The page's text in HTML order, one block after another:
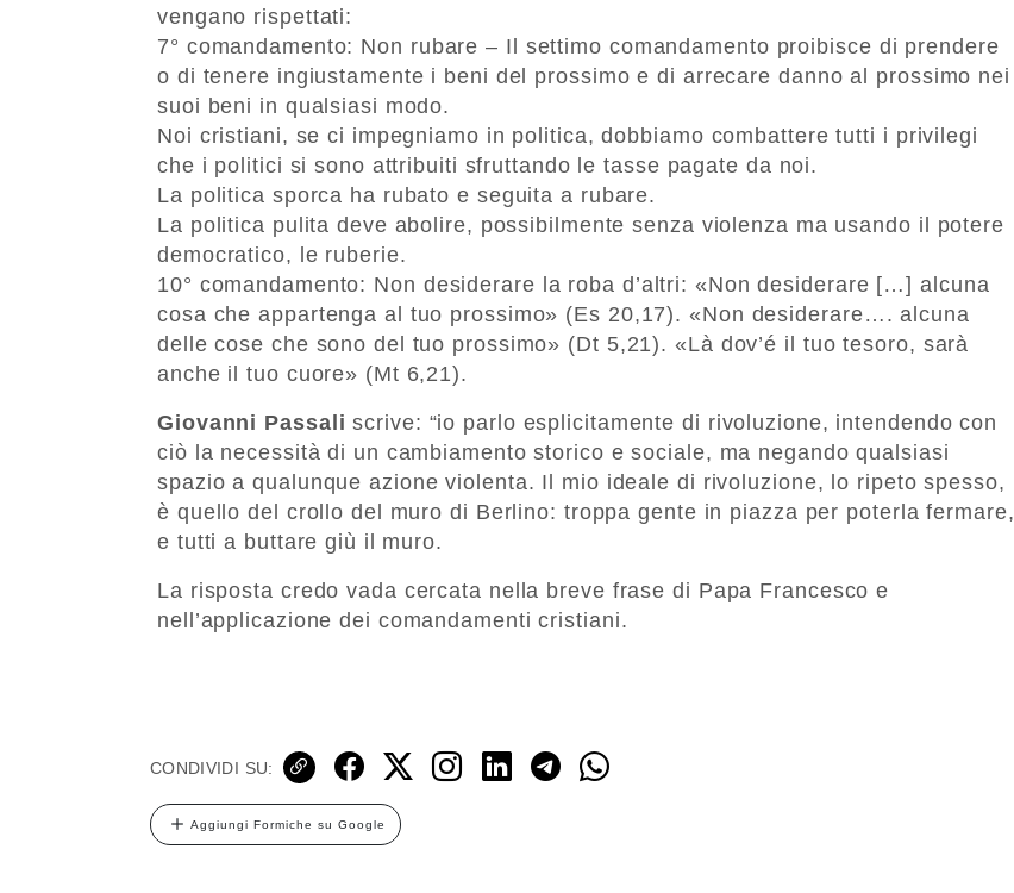
vengano rispettati:
7° comandamento: Non rubare – Il settimo comandamento proibisce di prendere
o di tenere ingiustamente i beni del prossimo e di arrecare danno al prossimo nei
suoi beni in qualsiasi modo.
Noi cristiani, se ci impegniamo in politica, dobbiamo combattere tutti i privilegi
che i politici si sono attribuiti sfruttando le tasse pagate da noi.
La politica sporca ha rubato e seguita a rubare.
La politica pulita deve abolire, possibilmente senza violenza ma usando il potere
democratico, le ruberie.
10° comandamento: Non desiderare la roba d’altri: «Non desiderare […] alcuna
cosa che appartenga al tuo prossimo» (Es 20,17). «Non desiderare…. alcuna
delle cose che sono del tuo prossimo» (Dt 5,21). «Là dov’é il tuo tesoro, sarà
anche il tuo cuore» (Mt 6,21).
Giovanni Passali scrive: “io parlo esplicitamente di rivoluzione, intendendo con
ciò la necessità di un cambiamento storico e sociale, ma negando qualsiasi
spazio a qualunque azione violenta. Il mio ideale di rivoluzione, lo ripeto spesso,
è quello del crollo del muro di Berlino: troppa gente in piazza per poterla fermare,
e tutti a buttare giù il muro.
La risposta credo vada cercata nella breve frase di Papa Francesco e
nell’applicazione dei comandamenti cristiani.
CONDIVIDI SU:
Aggiungi Formiche su Google